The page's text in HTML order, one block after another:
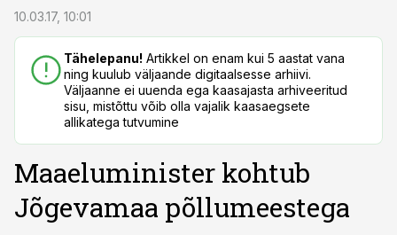
10.03.17, 10:01
Tähelepanu! Artikkel on enam kui 5 aastat vana
ning kuulub väljaande digitaalsesse arhiivi.
Väljaanne ei uuenda ega kaasajasta arhiveeritud
sisu, mistõttu võib olla vajalik kaasaegsete
allikatega tutvumine
Maaeluminister kohtub
Jõgevamaa põllumeestega